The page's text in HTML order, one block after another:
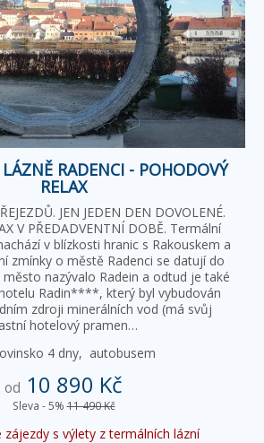
RADENCI - POHODOVÝ
RELAX
JEN JEDEN DEN DOVOLENÉ.
V PŘEDADVENTNÍ DOBĚ. Termální
v blízkosti hranic s Rakouskem a
zmínky o městě Radenci se datují do
nazývalo Radein a odtud je také
Radin****, který byl vybudován
zdroji minerálních vod (má svůj
hotelový pramen…
4 dny, autobusem
od 10 890 Kč
Sleva - 5% 11 490 Kč
zájezdy s výlety z termálních lázní